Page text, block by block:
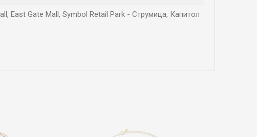
East Gate Mall, Symbol Retail Park - Струмица, Капитол